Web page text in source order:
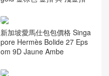
小香黑色亮銀色金屬鏈條包M
INI LE Boy 小牛皮大理石紋